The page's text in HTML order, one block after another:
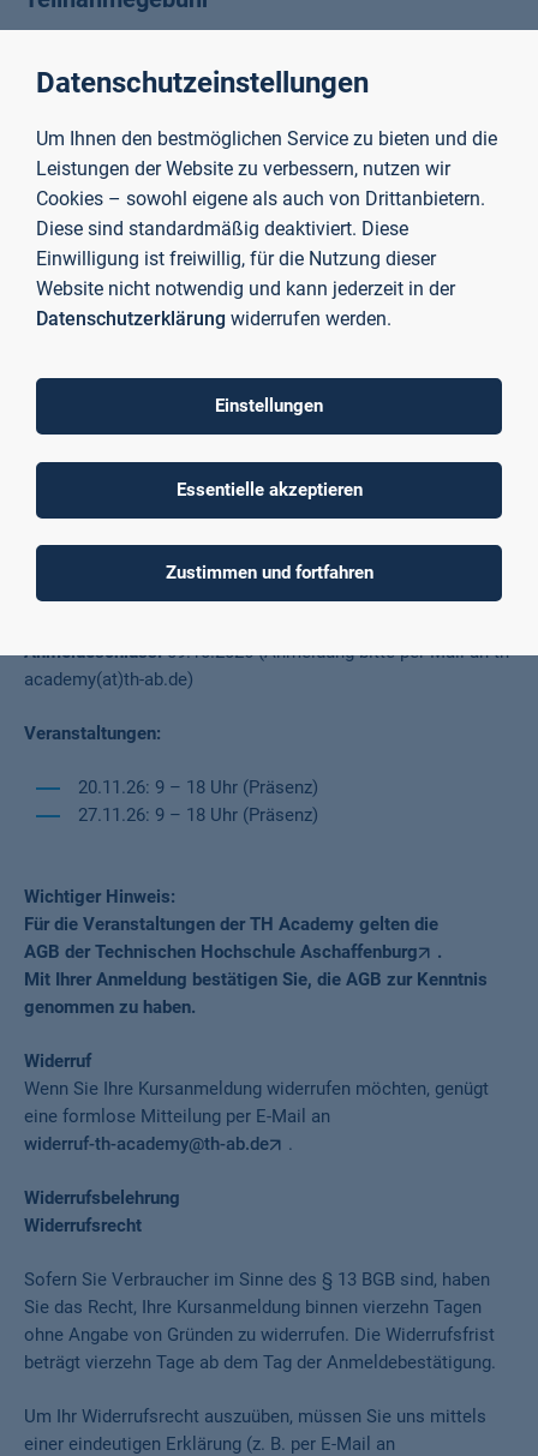
Programms "Wandel der Arbeit sozialpartnerschaftlich
gestalten" durch das Bundesministerium für Arbeit und
Soziales und die Europäische Union über den Europäischen
Sozialfonds Plus (ESF Plus) gefördert.)
Umfang
20.11.26: 9 – 18 Uhr (Präsenz)
27.11.26: 9 – 18 Uhr (Präsenz)
Details folgen
Abschluss
Nach erfolgreichem Bestehen der Prüfung erhalten Sie ein
Hochschulzertifikat
Wichtige Termine
Anmeldeschluss:09.10.2026 (Anmeldung bitte per Mail an th-
academy(at)th-ab.de)
Veranstaltungen:
20.11.26: 9 – 18 Uhr (Präsenz)
27.11.26: 9 – 18 Uhr (Präsenz)
Wichtiger Hinweis:
Für die Veranstaltungen der TH Academy gelten die
AGB der Technischen Hochschule Aschaffenburg
.
Mit Ihrer Anmeldung bestätigen Sie, die AGB zur Kenntnis
genommen zu haben.
Widerruf
Wenn Sie Ihre Kursanmeldung widerrufen möchten, genügt
eine formlose Mitteilung per E-Mail an
widerruf-th-academy@th-ab.de
.
Widerrufsbelehrung
Widerrufsrecht
Sofern Sie Verbraucher im Sinne des § 13 BGB sind, haben
Sie das Recht, Ihre Kursanmeldung binnen vierzehn Tagen
ohne Angabe von Gründen zu widerrufen. Die Widerrufsfrist
beträgt vierzehn Tage ab dem Tag der Anmeldebestätigung.
Um Ihr Widerrufsrecht auszuüben, müssen Sie uns mittels
einer eindeutigen Erklärung (z. B. per E-Mail an
Datenschutzeinstellungen
Um Ihnen den bestmöglichen Service zu bieten und die
Leistungen der Website zu verbessern, nutzen wir
Cookies – sowohl eigene als auch von Drittanbietern.
Diese sind standardmäßig deaktiviert. Diese
Einwilligung ist freiwillig, für die Nutzung dieser
Website nicht notwendig und kann jederzeit in der
Datenschutzerklärung widerrufen werden.
Einstellungen
Essentielle akzeptieren
Zustimmen und fortfahren